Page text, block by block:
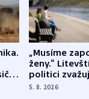
z
„Musíme
ženy.“
politici
dohodu o
5. 8. 2026